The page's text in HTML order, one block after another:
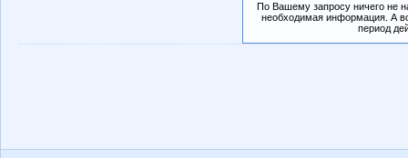
По Вашему запросу ничего не
необходимая информация. А
период